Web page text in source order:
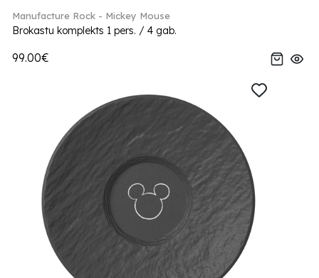
Manufacture Rock - Mickey Mouse
Brokastu komplekts 1 pers. / 4 gab.
99.00€